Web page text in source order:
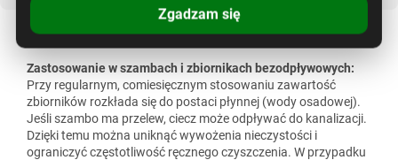
Zgadzam się
Opis szczegółowy produktu
Zastosowanie w szambach i zbiornikach bezodpływowych:
Przy regularnym, comiesięcznym stosowaniu zawartość
zbiorników rozkłada się do postaci płynnej (wody osadowej).
Jeśli szambo ma przelew, ciecz może odpływać do kanalizacji.
Dzięki temu można uniknąć wywożenia nieczystości i
ograniczyć częstotliwość ręcznego czyszczenia. W przypadku